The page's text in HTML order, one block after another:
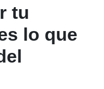
tu
lo que